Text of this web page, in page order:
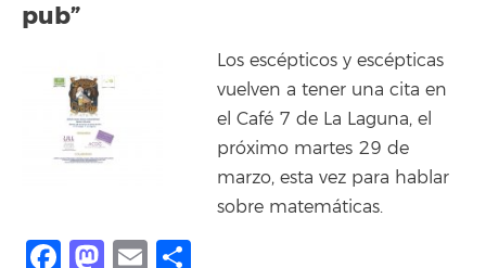
pub”
Los escépticos y escépticas
vuelven a tener una cita en
el Café 7 de La Laguna, el
próximo martes 29 de
marzo, esta vez para hablar
sobre matemáticas.
Facebook
Mastodon
Email